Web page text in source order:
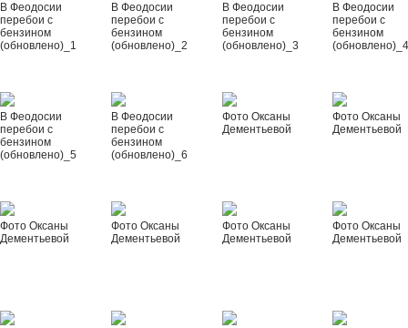
В Феодосии
перебои с
бензином
(обновлено)_1
В Феодосии
перебои с
бензином
(обновлено)_2
В Феодосии
перебои с
бензином
(обновлено)_3
В Феодосии
перебои с
бензином
В Феодосии
перебои с
бензином
(обновлено)_5
В Феодосии
перебои с
бензином
(обновлено)_6
Фото Оксаны
Дементьевой
Фото Оксаны
Дементьевой
Фото Оксаны
Дементьевой
Фото Оксаны
Дементьевой
Фото Оксаны
Дементьевой
Фото Оксаны
Дементьевой